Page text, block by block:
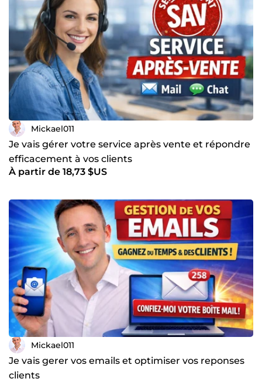
Mickael011
Je vais gérer votre service après vente et répondre
efficacement à vos clients
À partir de 18,73 $US
Mickael011
Je vais gerer vos emails et optimiser vos reponses
clients